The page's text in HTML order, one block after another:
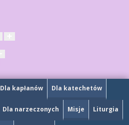
Dla kapłanów Dla katechetów
Dla narzeczonych Misje Liturgia